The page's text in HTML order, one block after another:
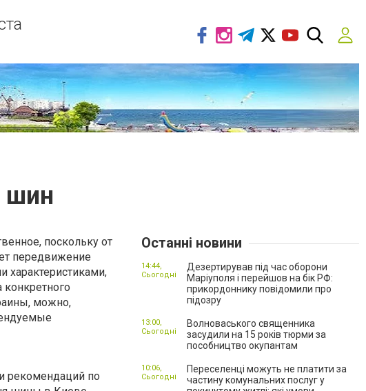
шин
поскольку от
передвижение
характеристиками,
можно,
рекомендаций по
Останні новини
Дезертирував під час оборони
Маріуполя і перейшов на бік РФ:
прикордоннику повідомили про
підозру
14:44,
Сьогодні
Волноваського священника
засудили на 15 років тюрми за
пособництво окупантам
13:00,
Сьогодні
Переселенці можуть не платити за
частину комунальних послуг у
10:06,
Сьогодні